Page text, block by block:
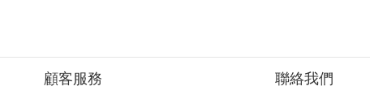
顧客服務 聯絡我們